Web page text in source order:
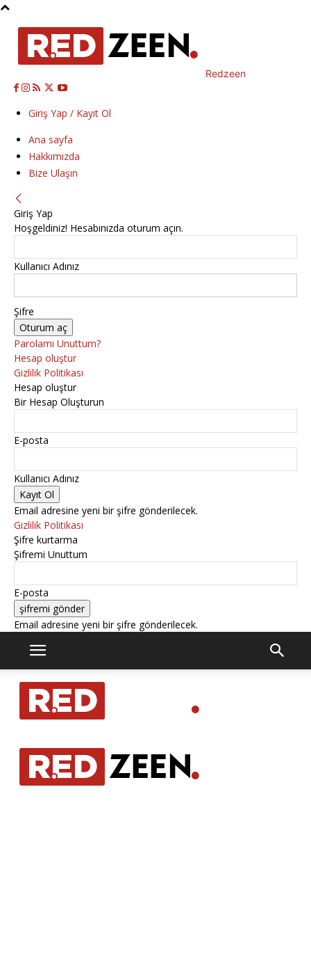
Redzeen
Giriş Yap / Kayıt Ol
Ana sayfa
Hakkımızda
Bize Ulaşın
Giriş Yap
Hoşgeldiniz! Hesabınızda oturum açın.
Kullanıcı Adınız
Şifre
Parolamı Unuttum?
Hesap oluştur
Gizlilik Politikası
Hesap oluştur
Bir Hesap Oluşturun
E-posta
Kullanıcı Adınız
Email adresine yeni bir şifre gönderilecek.
Gizlilik Politikası
Şifre kurtarma
Şifremi Unuttum
E-posta
Email adresine yeni bir şifre gönderilecek.